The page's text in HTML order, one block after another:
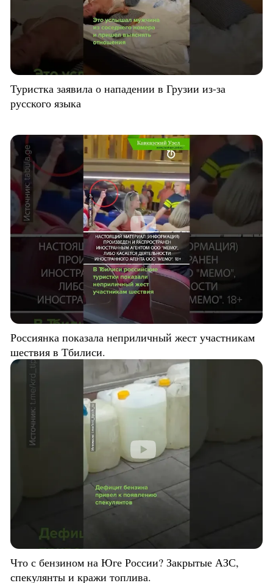
Туристка заявила о нападении в Грузии из-за
русского языка
Россиянка показала неприличный жест участникам
шествия в Тбилиси.
Что с бензином на Юге России? Закрытые АЗС,
спекулянты и кражи топлива.